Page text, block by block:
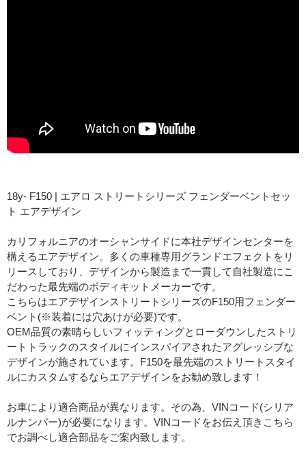
18y- F150 | エアロ ストリートシリーズ フェンダーベントセッ
ト エアデザイン
カリフォルニアのオーシャンサイドに本社デザインセンターを
構えるエアデザイン。多くの車種専用グランドエフェクトをリ
リースしており、デザインから製造まで一貫して自社製造にこ
だわった最先端のボディキットメーカーです。
こちらはエアデザインストリートシリーズのF150用フェンダー
ベント(※装着には穴あけが必要)です。
OEM品質の素晴らしいフィッティングとローダウンしたストリ
ートトラックのスタイルにインスパイアされたアグレッシブな
デザインが施されています。F150を最先端のストリートスタイ
ルにカスタムするならエアデザインをお勧め致します！
お車により適合商品が異なります。その為、VINコード(シリア
ルナンバー)が必要になります。VINコードをお伝え頂きこちら
でお調べし適合部品をご案内致します。